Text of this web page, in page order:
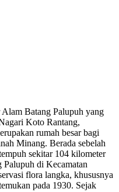
Batang Palupuh yang
Koto Rantang,
rumah besar bagi
Minang. Berada sebelah
sekitar 104 kilometer
Palupuh di Kecamatan
flora langka, khususnya
pada 1930. Sejak